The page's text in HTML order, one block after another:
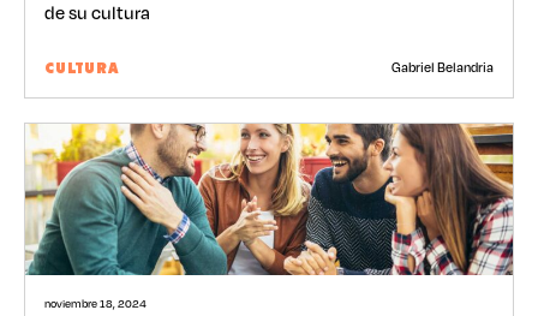
de su cultura
CULTURA Gabriel Belandria
noviembre 18, 2024